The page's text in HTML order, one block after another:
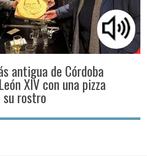
antigua de Córdoba
XIV con una pizza
su rostro